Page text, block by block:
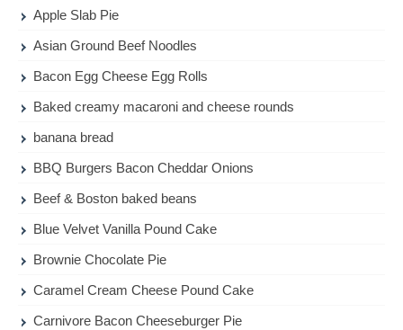
Apple Slab Pie
Asian Ground Beef Noodles
Bacon Egg Cheese Egg Rolls
Baked creamy macaroni and cheese rounds
banana bread
BBQ Burgers Bacon Cheddar Onions
Beef & Boston baked beans
Blue Velvet Vanilla Pound Cake
Brownie Chocolate Pie
Caramel Cream Cheese Pound Cake
Carnivore Bacon Cheeseburger Pie